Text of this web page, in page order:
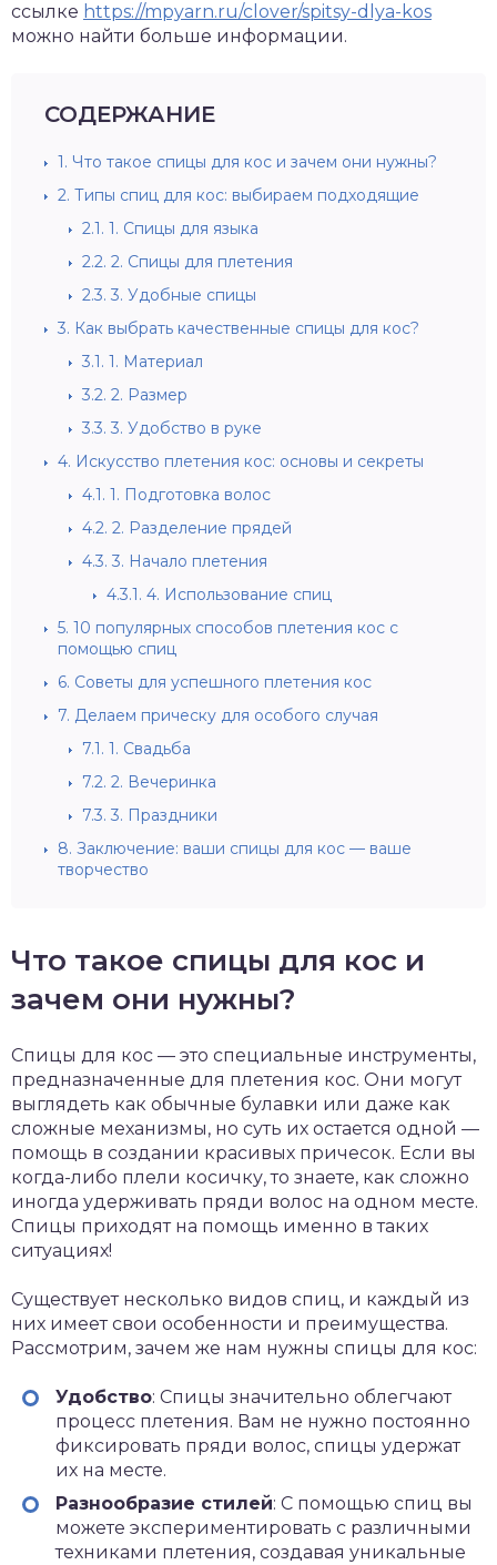
ссылке https://mpyarn.ru/clover/spitsy-dlya-kos
можно найти больше информации.
СОДЕРЖАНИЕ
1. Что такое спицы для кос и зачем они нужны?
2. Типы спиц для кос: выбираем подходящие
2.1. 1. Спицы для языка
2.2. 2. Спицы для плетения
2.3. 3. Удобные спицы
3. Как выбрать качественные спицы для кос?
3.1. 1. Материал
3.2. 2. Размер
3.3. 3. Удобство в руке
4. Искусство плетения кос: основы и секреты
4.1. 1. Подготовка волос
4.2. 2. Разделение прядей
4.3. 3. Начало плетения
4.3.1. 4. Использование спиц
5. 10 популярных способов плетения кос с
помощью спиц
6. Советы для успешного плетения кос
7. Делаем прическу для особого случая
7.1. 1. Свадьба
7.2. 2. Вечеринка
7.3. 3. Праздники
8. Заключение: ваши спицы для кос — ваше
творчество
Что такое спицы для кос и
зачем они нужны?
Спицы для кос — это специальные инструменты,
предназначенные для плетения кос. Они могут
выглядеть как обычные булавки или даже как
сложные механизмы, но суть их остается одной —
помощь в создании красивых причесок. Если вы
когда-либо плели косичку, то знаете, как сложно
иногда удерживать пряди волос на одном месте.
Спицы приходят на помощь именно в таких
ситуациях!
Существует несколько видов спиц, и каждый из
них имеет свои особенности и преимущества.
Рассмотрим, зачем же нам нужны спицы для кос:
Удобство: Спицы значительно облегчают
процесс плетения. Вам не нужно постоянно
фиксировать пряди волос, спицы удержат
их на месте.
Разнообразие стилей: С помощью спиц вы
можете экспериментировать с различными
техниками плетения, создавая уникальные